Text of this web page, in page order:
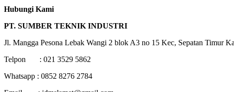
Hubungi Kami
PT. SUMBER TEKNIK INDUSTRI
Jl. Mangga Pesona Lebak Wangi 2 blok A3 no 15 Kec, Sepatan Timur
Telpon : 021 3529 5862
Whatsapp : 0852 8276 2784